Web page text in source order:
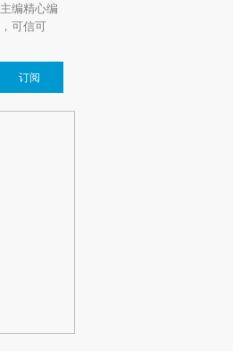
编精心编
可信可
订阅